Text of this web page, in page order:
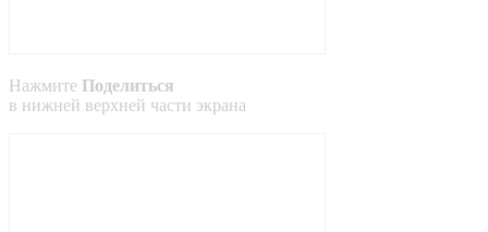
Нажмите Поделиться
в нижней верхней части экрана